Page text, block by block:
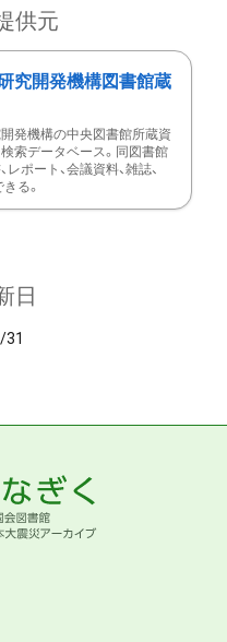
供元
究開発機構図書館蔵
発機構の中央図書館所蔵資
索データベース。同図書館
ポート、会議資料、雑誌、
る。
日
31